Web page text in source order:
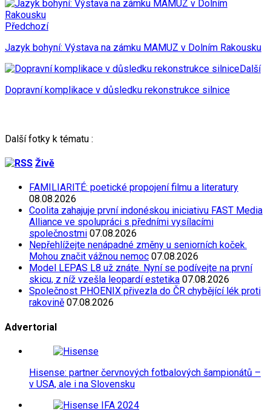
Předchozí
Jazyk bohyní: Výstava na zámku MAMUZ v Dolním Rakousku
Další
Dopravní komplikace v důsledku rekonstrukce silnice
Další fotky k tématu :
Živě
FAMILIARITÉ: poetické propojení filmu a literatury
08.08.2026
Coolita zahajuje první indonéskou iniciativu FAST Media
Alliance ve spolupráci s předními vysílacími
společnostmi 07.08.2026
Nepřehlížejte nenápadné změny u seniorních koček.
Mohou značit vážnou nemoc 07.08.2026
Model LEPAS L8 už znáte. Nyní se podívejte na první
skicu, z níž vzešla leopardí estetika 07.08.2026
Společnost PHOENIX přivezla do ČR chybějící lék proti
rakovině 07.08.2026
Advertorial
Hisense: partner červnových fotbalových šampionátů –
v USA, ale i na Slovensku